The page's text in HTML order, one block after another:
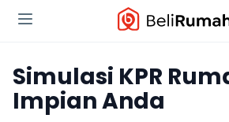
Simulasi KPR
Impian Anda